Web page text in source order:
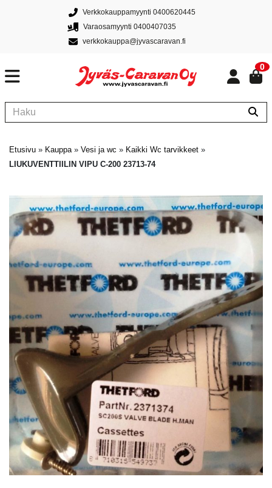
Verkkokauppamyynti 0400620445
Varaosamyynti 0400407035
verkkokauppa@jyvascaravan.fi
0
Etusivu » Kauppa» Vesi ja wc » Kaikki Wc tarvikkeet »
LIUKUVENTTIILIN VIPU C-200 23713-74